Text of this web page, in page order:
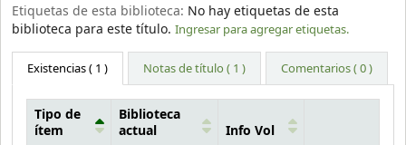
Etiquetas de esta biblioteca: No hay etiquetas de esta
biblioteca para este título. Ingresar para agregar etiquetas.
Existencias( 1 ) Notas de título ( 1 ) Comentarios ( 0 )
Tipo de
ítem
Biblioteca
actual
Info Vol